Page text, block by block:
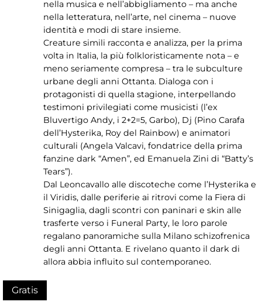
nella musica e nell’abbigliamento – ma anche
nella letteratura, nell’arte, nel cinema – nuove
identità e modi di stare insieme.
Creature simili racconta e analizza, per la prima
volta in Italia, la più folkloristicamente nota – e
meno seriamente compresa – tra le subculture
urbane degli anni Ottanta. Dialoga con i
protagonisti di quella stagione, interpellando
testimoni privilegiati come musicisti (l’ex
Bluvertigo Andy, i 2+2=5, Garbo), Dj (Pino Carafa
dell’Hysterika, Roy del Rainbow) e animatori
culturali (Angela Valcavi, fondatrice della prima
fanzine dark “Amen”, ed Emanuela Zini di “Batty’s
Tears”).
Dal Leoncavallo alle discoteche come l’Hysterika e
il Viridis, dalle periferie ai ritrovi come la Fiera di
Sinigaglia, dagli scontri con paninari e skin alle
trasferte verso i Funeral Party, le loro parole
regalano panoramiche sulla Milano schizofrenica
degli anni Ottanta. E rivelano quanto il dark di
allora abbia influito sul contemporaneo.
Gratis